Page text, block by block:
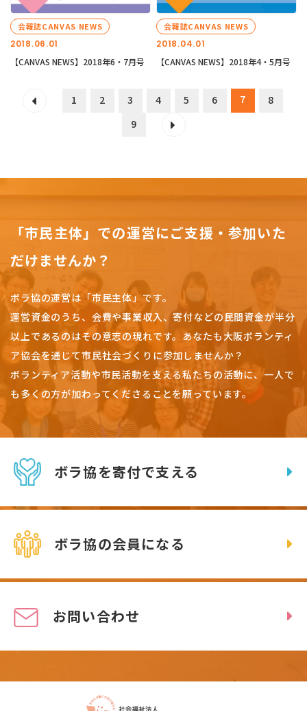
2018.06.01
会報誌CANVAS NEWS
【CANVAS NEWS】2018年6・7月号
2018.04.01
会報誌CANVAS NEWS
【CANVAS NEWS】2018年4・5月号
1 2 3 4 5 6 7
8
9
「市民主体」での運営にご支援・参加いた
だけませんか？
ボラ協の運営は「市民主体」です。
運営資金のうち、会費や事業収入、寄付などの民間資金が半分
以上であるのはその意志の現れです。 あなたも大阪ボランティ
ア協会を通じて市民社会づくりに参加しませんか？
ボランティア活動や市民活動を支える私たちの活動に、一人で
も多くの方が加わってくださることを願っています。
ボラ協を寄付で支える
ボラ協の会員になる
お問い合わせ